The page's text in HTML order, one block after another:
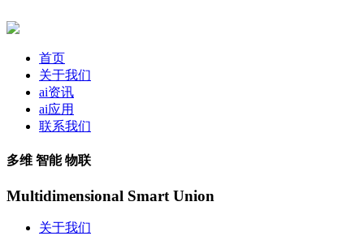
首页
关于我们
ai资讯
ai应用
联系我们
多维 智能 物联
Multidimensional Smart Union
关于我们